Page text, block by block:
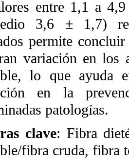
entre 1,1 a
3,6 ± 1,7)
permite
variación en los
lo que ayuda
en la
patologías.
clave: Fibra
fibra cruda, fibra